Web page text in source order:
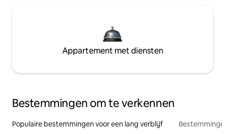
Appartement met diensten
Bestemmingen om te verkennen
Populaire bestemmingen voor een lang verblijf